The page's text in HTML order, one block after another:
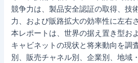
競争力は、製品安全認証の取得、技
力、および販路拡大の効率性に左右
本レポートは、世界の据え置き型お
キャビネットの現状と将来動向を調
別、販売チャネル別、企業別、地域